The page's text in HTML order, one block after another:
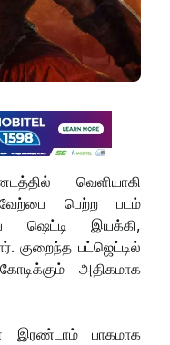
வெளியாகி
பெற்ற படம்
ஷெட்டி இயக்கி,
குறைந்த பட்ஜெட்டில்
அதிகமாக
இரண்டாம் பாகமாக